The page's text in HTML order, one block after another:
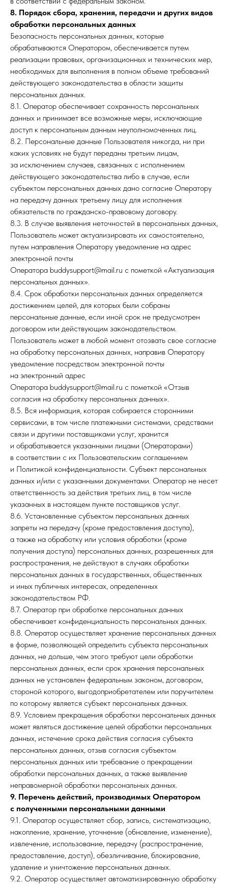
8. Порядок сбора, хранения, передачи и других видов
обработки персональных данных
Безопасность персональных данных, которые
обрабатываются Оператором, обеспечивается путем
реализации правовых, организационных и технических мер,
необходимых для выполнения в полном объеме требований
действующего законодательства в области защиты
персональных данных.
8.1. Оператор обеспечивает сохранность персональных
данных и принимает все возможные меры, исключающие
доступ к персональным данным неуполномоченных лиц.
8.2. Персональные данные Пользователя никогда, ни при
каких условиях не будут переданы третьим лицам,
за исключением случаев, связанных с исполнением
действующего законодательства либо в случае, если
субъектом персональных данных дано согласие Оператору
на передачу данных третьему лицу для исполнения
обязательств по гражданско-правовому договору.
8.3. В случае выявления неточностей в персональных данных,
Пользователь может актуализировать их самостоятельно,
путем направления Оператору уведомление на адрес
электронной почты
Оператора buddysupport@mail.ru с пометкой «Актуализация
персональных данных».
8.4. Срок обработки персональных данных определяется
достижением целей, для которых были собраны
персональные данные, если иной срок не предусмотрен
договором или действующим законодательством.
Пользователь может в любой момент отозвать свое согласие
на обработку персональных данных, направив Оператору
уведомление посредством электронной почты
на электронный адрес
Оператора buddysupport@mail.ru с пометкой «Отзыв
согласия на обработку персональных данных».
8.5. Вся информация, которая собирается сторонними
сервисами, в том числе платежными системами, средствами
связи и другими поставщиками услуг, хранится
и обрабатывается указанными лицами (Операторами)
в соответствии с их Пользовательским соглашением
и Политикой конфиденциальности. Субъект персональных
данных и/или с указанными документами. Оператор не несет
ответственность за действия третьих лиц, в том числе
указанных в настоящем пункте поставщиков услуг.
8.6. Установленные субъектом персональных данных
запреты на передачу (кроме предоставления доступа),
а также на обработку или условия обработки (кроме
получения доступа) персональных данных, разрешенных для
распространения, не действуют в случаях обработки
персональных данных в государственных, общественных
и иных публичных интересах, определенных
законодательством РФ.
8.7. Оператор при обработке персональных данных
обеспечивает конфиденциальность персональных данных.
8.8. Оператор осуществляет хранение персональных данных
в форме, позволяющей определить субъекта персональных
данных, не дольше, чем этого требуют цели обработки
персональных данных, если срок хранения персональных
данных не установлен федеральным законом, договором,
стороной которого, выгодоприобретателем или поручителем
по которому является субъект персональных данных.
8.9. Условием прекращения обработки персональных данных
может являться достижение целей обработки персональных
данных, истечение срока действия согласия субъекта
персональных данных, отзыв согласия субъектом
персональных данных или требование о прекращении
обработки персональных данных, а также выявление
неправомерной обработки персональных данных.
9. Перечень действий, производимых Оператором
с полученными персональными данными
9.1. Оператор осуществляет сбор, запись, систематизацию,
накопление, хранение, уточнение (обновление, изменение),
извлечение, использование, передачу (распространение,
предоставление, доступ), обезличивание, блокирование,
удаление и уничтожение персональных данных.
9.2. Оператор осуществляет автоматизированную обработку
Будем благодарны
обратной связи о нас:
buddysupport@mail.ru
О нас
Собаки
Где купить
Обратная связь
ООО «ХЕППИ ПЕТС ЛАБ»
ИНН 9728124819
Контактная информация
Кошки
Политика конфиденциальности
CTM